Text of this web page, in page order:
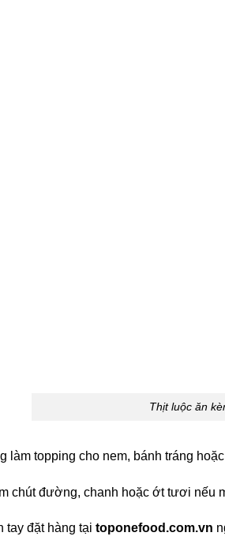
Thịt luộc ăn
làm topping cho nem, bánh tráng
chút đường, chanh hoặc ớt tươi nếu
tay đặt hàng tại toponefood.com.vn